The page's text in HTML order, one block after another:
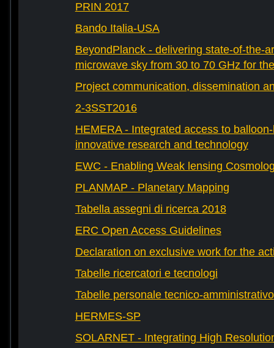
PRIN 2017
Bando Italia-USA
BeyondPlanck - delivering state-of-the-
microwave sky from 30 to 70 GHz for
Project communication, dissemination
2-3SST2016
HEMERA - Integrated access to
innovative research and technology
EWC - Enabling Weak lensing
PLANMAP - Planetary Mapping
Tabella assegni di ricerca 2018
ERC Open Access Guidelines
Declaration on exclusive work for the
Tabelle ricercatori e tecnologi
Tabelle personale tecnico-amministrativo
HERMES-SP
SOLARNET - Integrating High